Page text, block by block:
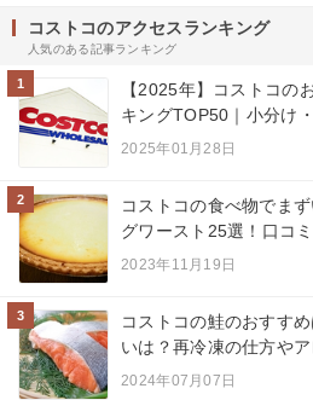
コストコのアクセスランキング
人気のある記事ランキング
1
【2025年】コストコの
キングTOP50｜小分け
2025年01月28日
2
コストコの食べ物でま
グワースト25選！口コ
2023年11月19日
3
コストコの鮭のおすす
いは？再冷凍の仕方や
2024年07月07日